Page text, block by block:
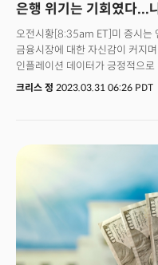
미국 은행들이 미국 연방준비제
대한 대출 기준을 높이고 있는
은행 대출 담당자를 대상으로 실
기업에 대한 대출 기준을 강화한
(Evercore)ISI는 악시오스에 “이
긴축 주기에도 보지 못한 일”이라
은행 위기는 기회였다...
오전시황[8:35am ET]미 증시는
금융시장에 대한 자신감이 커지
인플레이션 데이터가 긍정적으
(다우 +0.38%, S&P500
고발. 금리동향: 미 국채금리는
연준의 금리인상 기조에 대한
3.53%, 2년물 국채금리는
데이터를 소화하며 강세 유지. 유
약세.상품동향: 국제유가는 중국
(OPEC+)의 정례회의를 기다리
상승. 구리는 중국의 제조업 성장
예상보다 적게 상승...지출도 함
크리스 정 2023.03.31 06:26 PDT